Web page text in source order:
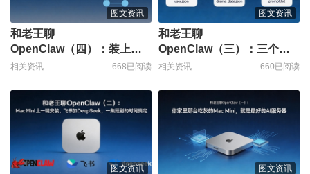
图文资讯
和老王聊
OpenClaw（四）：装上浏
览
相关资讯 668已阅读
图文资讯
和老王聊
OpenClaw（三）：三个文
件
相关资讯 660已阅读
图文资讯 图文资讯